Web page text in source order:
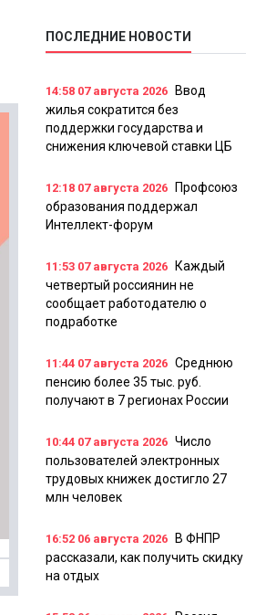
ПОСЛЕДНИЕ НОВОСТИ
14:58 07 августа 2026
Ввод
жилья сократится без
поддержки государства и
снижения ключевой ставки ЦБ
12:18 07 августа 2026
Профсоюз
образования поддержал
Интеллект-форум
11:53 07 августа 2026
Каждый
четвертый россиянин не
сообщает работодателю о
подработке
11:44 07 августа 2026 Среднюю
пенсию более 35 тыс. руб.
получают в 7 регионах России
10:44 07 августа 2026 Число
пользователей электронных
трудовых книжек достигло 27
млн человек
16:52 06 августа 2026
В ФНПР
рассказали, как получить скидку
на отдых